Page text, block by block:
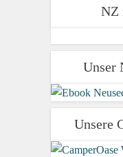
NZ
Unser
Unsere